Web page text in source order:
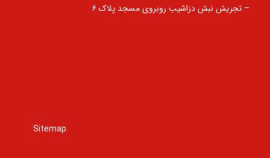
– تجریش نبش دزاشیب روبروی مسجد پلاک ۶
Sitemap